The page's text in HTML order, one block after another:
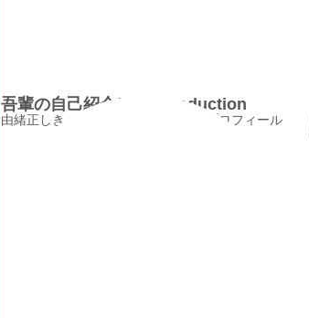
吾輩の自己紹介/SelfIntroduction
由緒正しき、吾輩・路地ニャン公のプロフィール